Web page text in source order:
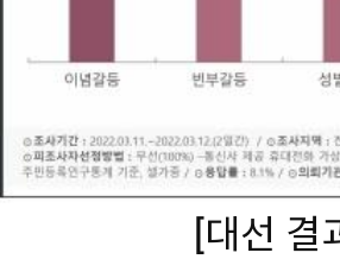
[대선